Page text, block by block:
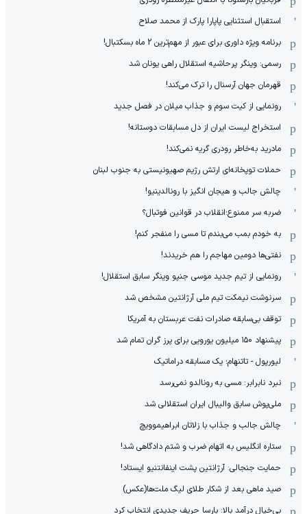
رودری، به زودی متوجه می‌شوی چه اشتباهی کردی!
استقلال ستاره تیمش را چنگ کاله در آورد!
ورود پیاتزا به ایران برای بزرگ‌ترین ماموریت سال
جام باشگاه‌های جهان تا ۲۰۲۷ در سرزمین والیبال
گزینه پرسپولیس با ۷۰ میلیارد تومان به فروش رسید
سیتی بهترین جانشین برای کاپیتانش را پیدا کرد
خداحافظی با مسی؛ یادآور روزهای تلخ بارسایی‌ها
آموریم: میلان را باید در همه جام‌ها قهرمان کنم
عربستان، ترکیه و پاکستان توافقنامه‌ی نظامی امضا کردند
تیم جدید مهاجم سابق پرسپولیس در سوپر لیگ ترکیه!
تیم جدید سردار دورسون ، مهاجم سابق پرسپولیس
دیومانده اولین بازی با رئال را از دست داد
قربانیان بارسلونا با انتقال غیرمنتظره رودری
استقبال استثنایی پاپارا پارک از محمد صلاح
برنامه ویژه داوری برای عبور از مهم‌ترین 2 ماه بسکتبال!
رسمی: وینگر پرحاشیه استقلال راهی یونان شد
قهرمان جهان آرسنال را ترک می‌کند!
رونمایی از کیت سوم و جذاب میلان در فصل جدید
استخراج لیست ایران از دل مسابقات دوستانه!
مادرید به‌خاطر رودری گریه نمی‌کند!
حملات توپخانه‌ای ارتش رژیم صهیونیستی به جنوب لبنان
چالش جالب و هیجان انگیز با رونالدینیو!
ضربه سر ممنوع؛انقلاب در قوانین فوتبال؟
به خودم بمب می‌بندم تا مسی را منفجر کنم!